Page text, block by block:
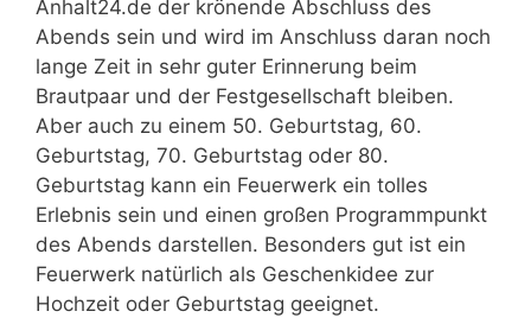
Anhalt24.de der krönende Abschluss des
Abends sein und wird im Anschluss daran noch
lange Zeit in sehr guter Erinnerung beim
Brautpaar und der Festgesellschaft bleiben.
Aber auch zu einem 50. Geburtstag, 60.
Geburtstag, 70. Geburtstag oder 80.
Geburtstag kann ein Feuerwerk ein tolles
Erlebnis sein und einen großen Programmpunkt
des Abends darstellen. Besonders gut ist ein
Feuerwerk natürlich als Geschenkidee zur
Hochzeit oder Geburtstag geeignet.